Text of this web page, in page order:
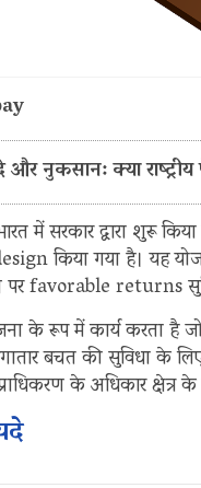
नुकसान: क्या
में सरकार द्वारा शुरू
किया गया है। यह
favorable returns
के रूप में कार्य करता है
बचत की सुविधा के लिए
के अधिकार क्षेत्र